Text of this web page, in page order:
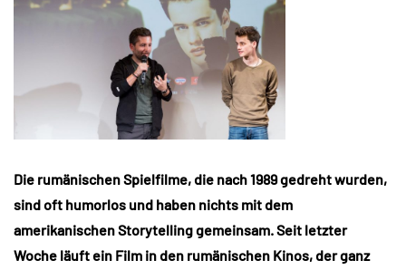
Die rumänischen Spielfilme, die nach 1989 gedreht wurden,
sind oft humorlos und haben nichts mit dem
amerikanischen Storytelling gemeinsam. Seit letzter
Woche läuft ein Film in den rumänischen Kinos, der ganz